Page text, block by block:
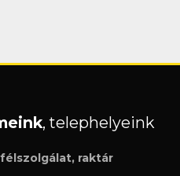
, telephelyeink
raktár